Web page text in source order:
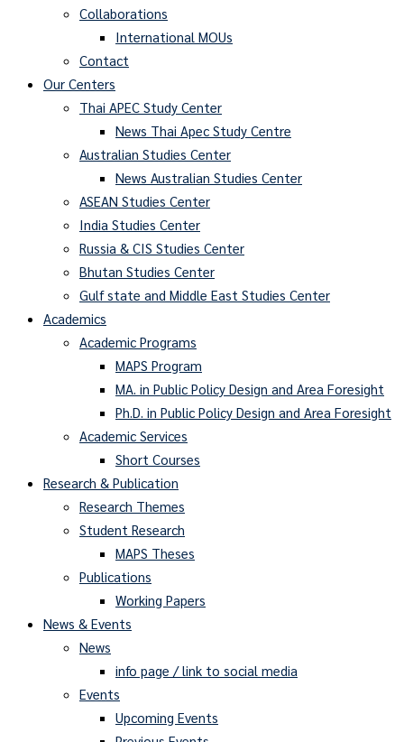
Collaborations
International MOUs
Contact
Our Centers
Thai APEC Study Center
News Thai Apec Study Centre
Australian Studies Center
News Australian Studies Center
ASEAN Studies Center
India Studies Center
Russia & CIS Studies Center
Bhutan Studies Center
Gulf state and Middle East Studies Center
Academics
Academic Programs
MAPS Program
MA. in Public Policy Design and Area Foresight
Ph.D. in Public Policy Design and Area Foresight
Academic Services
Short Courses
Research & Publication
Research Themes
Student Research
MAPS Theses
Publications
Working Papers
News & Events
News
info page / link to social media
Events
Upcoming Events